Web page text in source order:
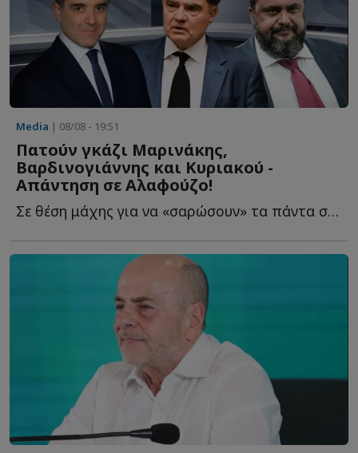
Media | 08/08 - 19:51
Πατούν γκάζι Μαρινάκης,
Βαρδινογιάννης και Κυριακού -
Απάντηση σε Αλαφούζο!
Σε θέση μάχης για να «σαρώσουν» τα πάντα στο πέρασμά τ...